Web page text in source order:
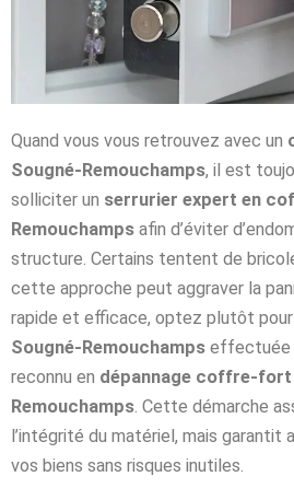
Quand vous vous retrouvez avec un
Sougné-Remouchamps, il est
solliciter un serrurier expert en
Remouchamps afin d’éviter
structure. Certains tentent de
cette approche peut aggraver la
rapide et efficace, optez plutôt pour
Sougné-Remouchamps effectuée
reconnu en dépannage coffre-fort
Remouchamps. Cette démarche
l’intégrité du matériel, mais garantit
vos biens sans risques inutiles.